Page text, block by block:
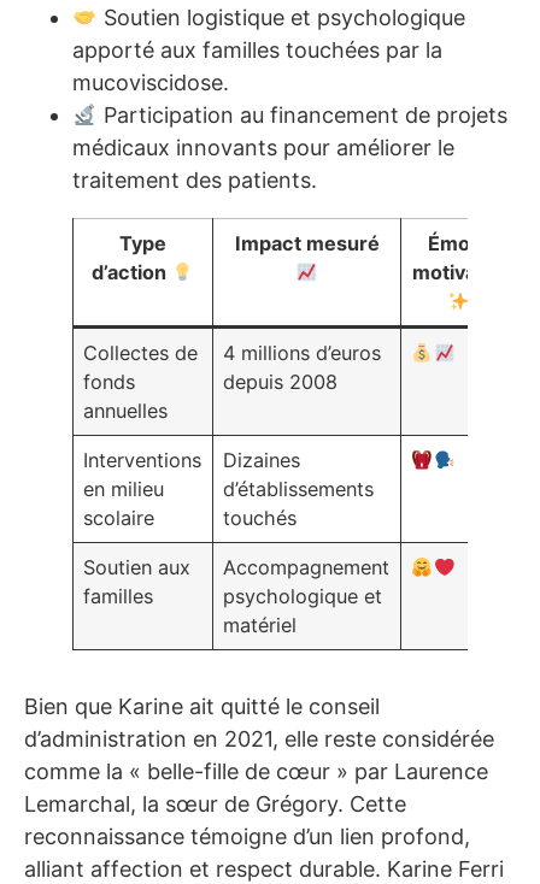
Soutien logistique et psychologique
apporté aux familles touchées par la
mucoviscidose.
Participation au financement de projets
médicaux innovants pour améliorer le
traitement des patients.
Type
d’action
Impact mesuré
Émojis
motivants
Collectes de
fonds
annuelles
4 millions d’euros
depuis 2008
Interventions
en milieu
scolaire
Dizaines
d’établissements
touchés
Soutien aux
familles
Accompagnement
psychologique et
matériel
Bien que Karine ait quitté le conseil
d’administration en 2021, elle reste considérée
comme la « belle-fille de cœur » par Laurence
Lemarchal, la sœur de Grégory. Cette
reconnaissance témoigne d’un lien profond,
alliant affection et respect durable. Karine Ferri